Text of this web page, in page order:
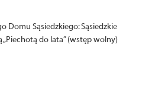
Domu Sąsiedzkiego: Sąsiedzkie
„Piechotą do lata” (wstęp wolny)